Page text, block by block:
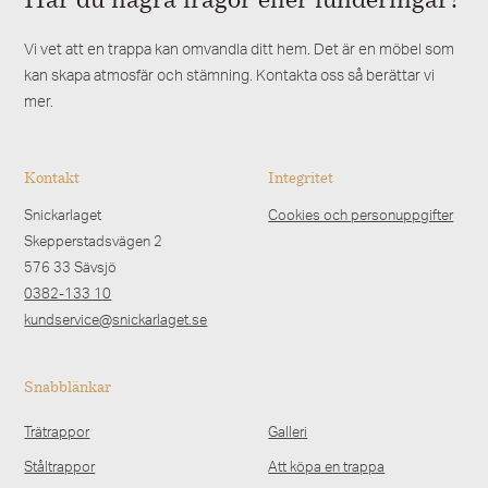
Vi vet att en trappa kan omvandla ditt hem. Det är en möbel som
kan skapa atmosfär och stämning. Kontakta oss så berättar vi
mer.
Kontakt
Snickarlaget
Skepperstadsvägen 2
576 33 Sävsjö
0382-133 10
kundservice@snickarlaget.se
Integritet
Cookies och personuppgifter
Snabblänkar
Trätrappor
Ståltrappor
Galleri
Att köpa en trappa